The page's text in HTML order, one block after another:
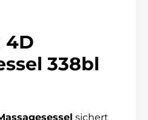
4D
338bl
sichert